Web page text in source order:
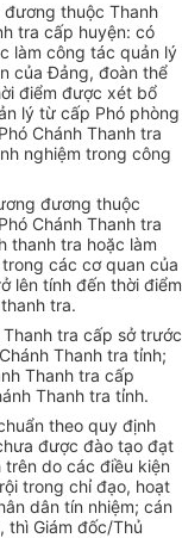
thuộc Thanh
tra cấp huyện: có
làm công tác quản lý
của Đảng, đoàn thể
điểm được xét bổ
lý từ cấp Phó phòng
Chánh Thanh tra
nghiệm trong công
đương thuộc
Chánh Thanh tra
thanh tra hoặc làm
các cơ quan của
lên tính đến thời điểm
tra.
tra cấp sở trước
Thanh tra tỉnh;
Thanh tra cấp
Thanh tra tỉnh.
theo quy định
được đào tạo đạt
do các điều kiện
trong chỉ đạo, hoạt
dân tín nhiệm; cán
thì Giám đốc/Thủ